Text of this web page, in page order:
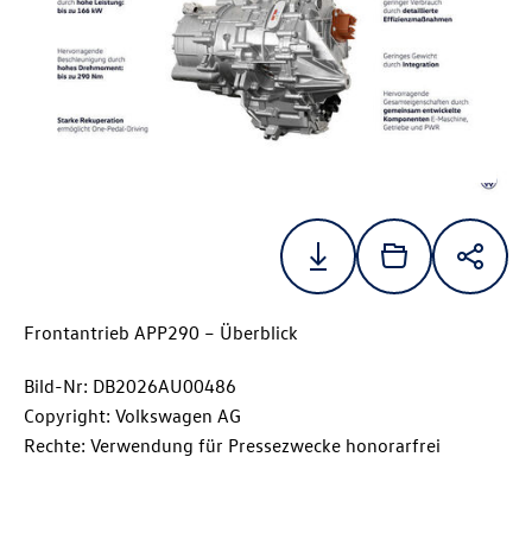
Frontantrieb APP290 – Überblick
Bild-Nr: DB2026AU00486
Copyright: Volkswagen AG
Rechte: Verwendung für Pressezwecke honorarfrei